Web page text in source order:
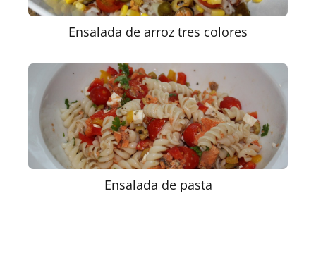
Ensalada de arroz tres colores
Ensalada de pasta